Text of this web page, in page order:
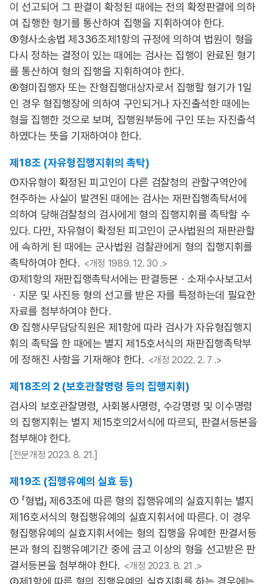
이 선고되어 그 판결이 확정된 때에는 전의 확정판결에 의하
여 집행한 형기를 통산하여 집행을 지휘하여야 한다.
⑤형사소송법 제336조제1항의 규정에 의하여 법원이 형을
다시 정하는 결정이 있는 때에는 검사는 집행이 완료된 형기
를 통산하여 형의 집행을 지휘하여야 한다.
⑥형미집행자 또는 잔형집행대상자로서 집행할 형기가 1일
인 경우 형집행장에 의하여 구인되거나 자진출석한 때에는
형을 집행한 것으로 보며, 집행원부등에 구인 또는 자진출석
하였다는 뜻을 기재하여야 한다.
제18조 (자유형집행지휘의 촉탁)
①자유형이 확정된 피고인이 다른 검찰청의 관할구역안에
현주하는 사실이 발견된 때에는 검사는 재판집행촉탁서에
의하여 당해검찰청의 검사에게 형의 집행지휘를 촉탁할 수
있다. 다만, 자유형이 확정된 피고인이 군사법원의 재판관할
에 속하게 된 때에는 군사법원 검찰관에게 형의 집행지휘를
촉탁하여야 한다. <개정 1989. 12. 30 .>
②제1항의 재판집행촉탁서에는 판결등본ㆍ소재수사보고서
ㆍ지문 및 사진등 형의 선고를 받은 자를 특정하는데 필요한
자료를 첨부하여야 한다.
③ 집행사무담당직원은 제1항에 따라 검사가 자유형집행지
휘의 촉탁을 한 때에는 별지 제15호서식의 재판집행촉탁부
에 정해진 사항을 기재해야 한다. <개정 2022. 2. 7 .>
제18조의 2 (보호관찰명령 등의 집행지휘)
검사의 보호관찰명령, 사회봉사명령, 수강명령 및 이수명령
의 집행지휘는 별지 제15호의2서식에 따르되, 판결서등본을
첨부해야 한다.
[전문개정 2023. 8. 21.]
제19조 (집행유예의 실효 등)
① 「형법」 제63조에 따른 형의 집행유예의 실효지휘는 별지
제16호서식의 형집행유예의 실효지휘서에 따른다. 이 경우
형집행유예의 실효지휘서에는 형의 집행을 유예한 판결서등
본과 형의 집행유예기간 중에 금고 이상의 형을 선고받은 판
결서등본을 첨부해야 한다. <개정 2023. 8. 21 .>
②제1항에 따른 형의 집행유예의 실효지휘를 하는 경우에는